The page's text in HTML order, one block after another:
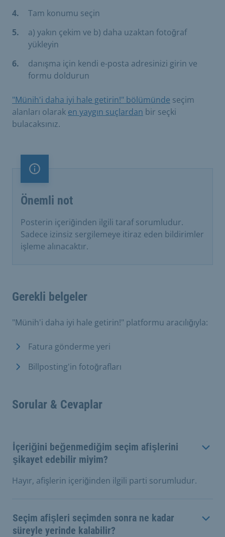
Tam konumu seçin
a) yakın çekim ve b) daha uzaktan fotoğraf
yükleyin
danışma için kendi e-posta adresinizi girin ve
formu doldurun
"Münih'i daha iyi hale getirin!" bölümünde seçim
alanları olarak en yaygın suçlardan bir seçki
bulacaksınız.
Önemli not
Önemli not
Posterin içeriğinden ilgili taraf sorumludur.
Sadece izinsiz sergilemeye itiraz eden bildirimler
işleme alınacaktır.
Gerekli belgeler
"Münih'i daha iyi hale getirin!" platformu aracılığıyla:
Fatura gönderme yeri
Billposting'in fotoğrafları
Sorular & Cevaplar
İçeriğini beğenmediğim seçim afişlerini
şikayet edebilir miyim?
Hayır, afişlerin içeriğinden ilgili parti sorumludur.
Seçim afişleri seçimden sonra ne kadar
süreyle yerinde kalabilir?